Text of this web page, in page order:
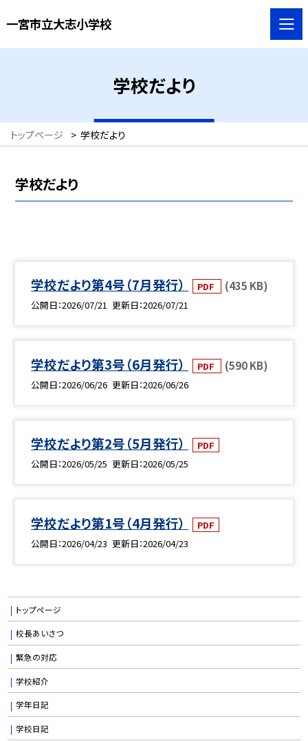
一宮市立大志小学校
学校だより
トップページ > 学校だより
学校だより
学校だより第4号（7月発行） PDF (435 KB)
公開日 2026/07/21 更新日 2026/07/21
学校だより第3号（6月発行） PDF (590 KB)
公開日 2026/06/26 更新日 2026/06/26
学校だより第2号（5月発行）
PDF
公開日 2026/05/25 更新日 2026/05/25
学校だより第1号（4月発行）
PDF
公開日 2026/04/23 更新日 2026/04/23
トップページ
校長あいさつ
緊急の対応
学校紹介
学年日記
学校日記